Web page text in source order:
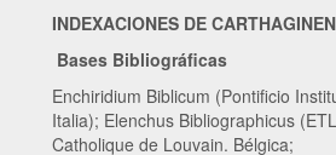
INDEXACIONES DE
Bases Bibliográficas
Enchiridium Biblicum (Pontificio
Italia); Elenchus Bibliographicus
Catholique de Louvain.